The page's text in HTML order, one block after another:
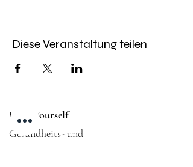
Diese Veranstaltung teilen
Fight Yourself
Gesundheits- und